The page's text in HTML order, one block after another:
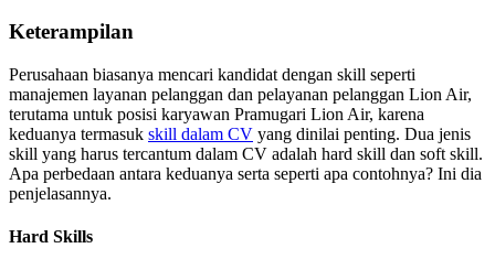
Keterampilan
Perusahaan biasanya mencari kandidat dengan skill seperti
manajemen layanan pelanggan dan pelayanan pelanggan Lion Air,
terutama untuk posisi karyawan Pramugari Lion Air, karena
keduanya termasuk skill dalam CV yang dinilai penting. Dua jenis
skill yang harus tercantum dalam CV adalah hard skill dan soft skill.
Apa perbedaan antara keduanya serta seperti apa contohnya? Ini dia
penjelasannya.
Hard Skills